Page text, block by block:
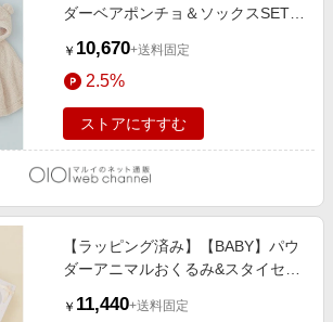
ダーベアポンチョ＆ソックスSET
￥ 10,670+送料固定
2.5%
ストアにすすむ
【ラッピング済み】【BABY】パウ
ダーアニマルおくるみ&スタイセッ
￥ 11,440+送料固定